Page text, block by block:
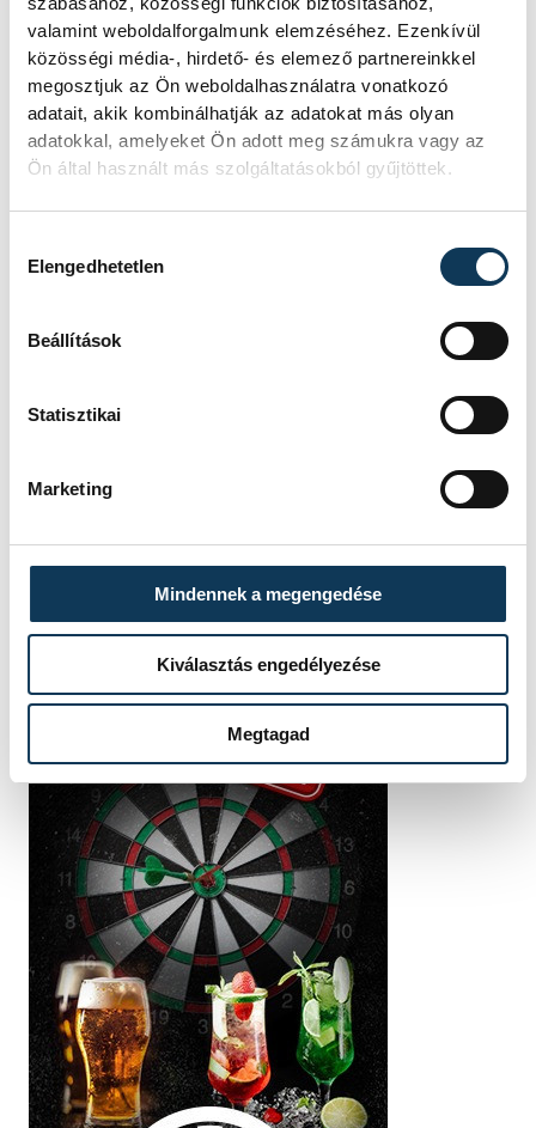
valamint weboldalforgalmunk elemzéséhez. Ezenkívül
közösségi média-, hirdető- és elemező partnereinkkel
megosztjuk az Ön weboldalhasználatra vonatkozó
adatait, akik kombinálhatják az adatokat más olyan
adatokkal, amelyeket Ön adott meg számukra vagy az
Ön által használt más szolgáltatásokból gyűjtöttek.
Elengedhetetlen
Beállítások
Statisztikai
Marketing
Mindennek a megengedése
Kiválasztás engedélyezése
Megtagad
áruházban letölthető applikáción keresztül
is elérhető.
közélet gyerek mese rádió